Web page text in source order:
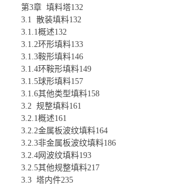
第3章 填料塔132
3.1 散装填料132
3.1.1概述132
3.1.2环形填料133
3.1.3鞍形填料146
3.1.4环鞍形填料149
3.1.5球形填料157
3.1.6其他类型填料158
3.2 规整填料161
3.2.1概述161
3.2.2金属板波纹填料164
3.2.3非金属板波纹填料186
3.2.4网波纹填料193
3.2.5其他规整填料217
3.3 塔内件235